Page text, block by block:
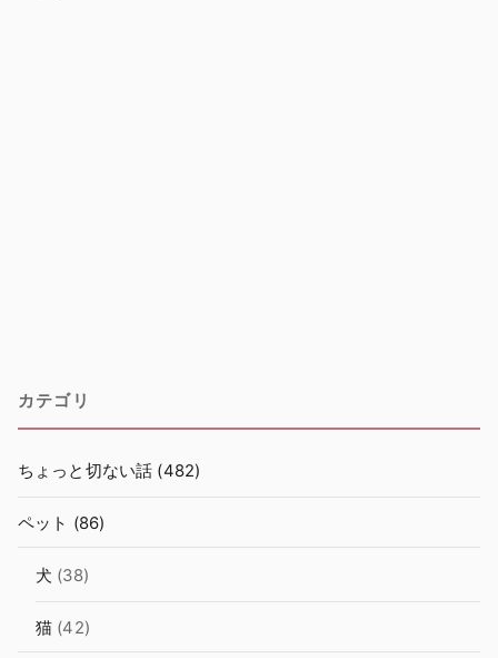
カテゴリ
ちょっと切ない話 (482)
ペット (86)
犬 (38)
猫 (42)